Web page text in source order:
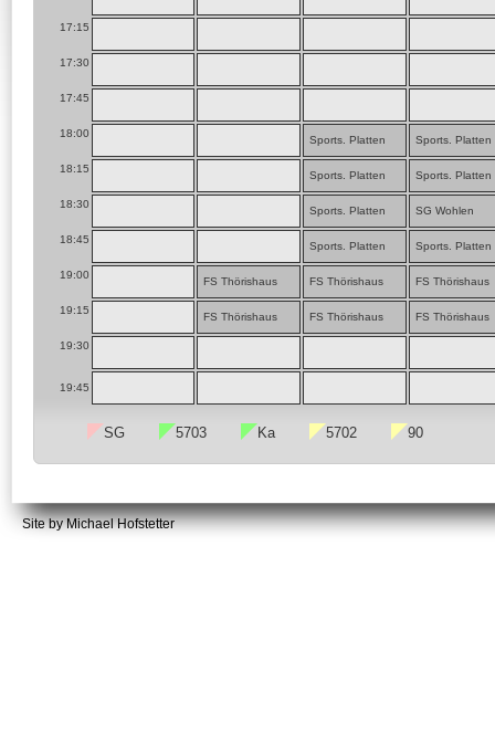
17:15
17:30
17:45
18:00
Sports. Platten Sports. Platten
18:15
Sports. Platten Sports. Platten
18:30
Sports. Platten SG Wohlen
18:45
Sports. Platten Sports. Platten
19:00
FS Thörishaus FS Thörishaus FS Thörishaus
19:15
FS Thörishaus FS Thörishaus FS Thörishaus
19:30
19:45
SG 5703 Ka 5702 90
Site by Michael Hofstetter